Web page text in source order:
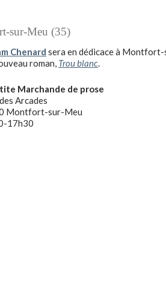
sur-Meu (35)
Chenard sera en dédicace à
roman, Trou blanc.
Marchande de prose
Arcades
Montfort-sur-Meu
17h30